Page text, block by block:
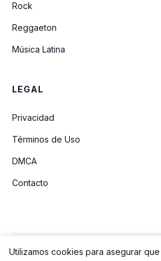
Rock
Reggaeton
Música Latina
LEGAL
Privacidad
Términos de Uso
DMCA
Contacto
Utilizamos cookies para asegurar que